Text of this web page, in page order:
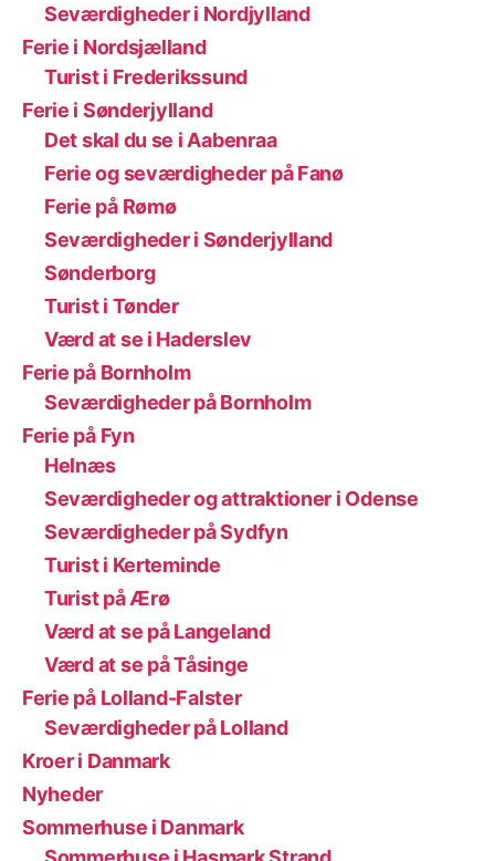
Seværdigheder i Nordjylland
Ferie i Nordsjælland
Turist i Frederikssund
Ferie i Sønderjylland
Det skal du se i Aabenraa
Ferie og seværdigheder på Fanø
Ferie på Rømø
Seværdigheder i Sønderjylland
Sønderborg
Turist i Tønder
Værd at se i Haderslev
Ferie på Bornholm
Seværdigheder på Bornholm
Ferie på Fyn
Helnæs
Seværdigheder og attraktioner i Odense
Seværdigheder på Sydfyn
Turist i Kerteminde
Turist på Ærø
Værd at se på Langeland
Værd at se på Tåsinge
Ferie på Lolland-Falster
Seværdigheder på Lolland
Kroer i Danmark
Nyheder
Sommerhuse i Danmark